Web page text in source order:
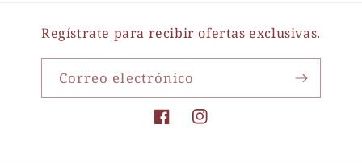
Regístrate para recibir ofertas exclusivas.
Correo electrónico
FacebookInstagram